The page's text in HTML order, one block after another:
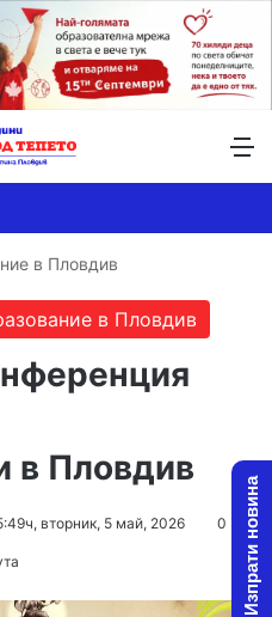
в Пловдив
в Пловдив
в Пловдив
вторник, 5 май, 2026 0 Изпрати новина